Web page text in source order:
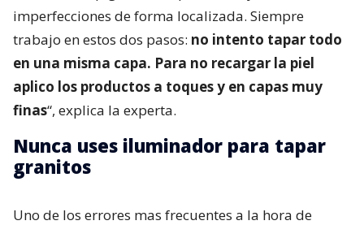
imperfecciones de forma localizada. Siempre
trabajo en estos dos pasos: no intento tapar todo
en una misma capa. Para no recargar la piel
aplico los productos a toques y en capas muy
finas“, explica la experta.
Nunca uses iluminador para tapar
granitos
Uno de los errores mas frecuentes a la hora de